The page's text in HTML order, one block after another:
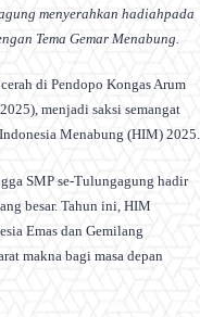
menyerahkan hadiahpada
Tema Gemar Menabung.
di Pendopo Kongas Arum
menjadi saksi semangat
Menabung (HIM) 2025.
SMP se-Tulungagung hadir
besar. Tahun ini, HIM
Emas dan Gemilang
makna bagi masa depan